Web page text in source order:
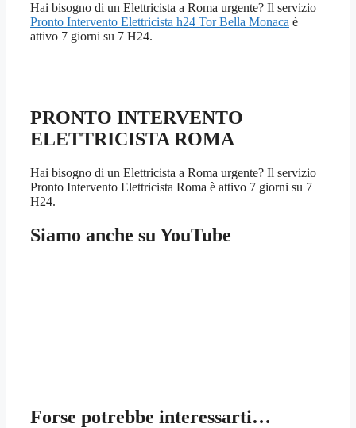
Hai bisogno di un Elettricista a Roma urgente? Il servizio
Pronto Intervento Elettricista h24 Tor Bella Monaca è
attivo 7 giorni su 7 H24.
PRONTO INTERVENTO
ELETTRICISTA ROMA
Hai bisogno di un Elettricista a Roma urgente? Il servizio
Pronto Intervento Elettricista Roma è attivo 7 giorni su 7
H24.
Siamo anche su YouTube
Forse potrebbe interessarti…